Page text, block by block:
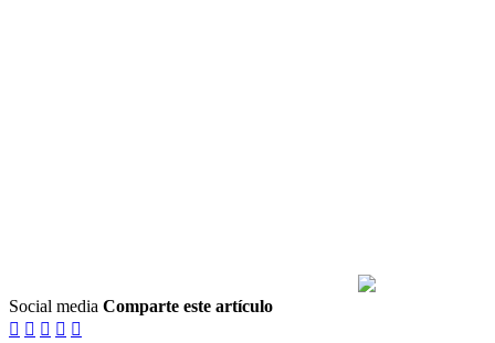
Social media Comparte este artículo
    